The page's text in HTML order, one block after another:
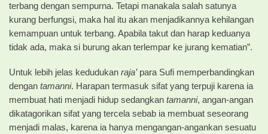
terbang dengan sempurna. Tetapi manakala salah satunya
kurang berfungsi, maka hal itu akan menjadikannya kehilangan
kemampuan untuk terbang. Apabila takut dan harap keduanya
tidak ada, maka si burung akan terlempar ke jurang kematian”.
Untuk lebih jelas kedudukan raja’para Sufi memperbandingkan
dengan tamanni. Harapan termasuk sifat yang terpuji karena ia
membuat hati menjadi hidup sedangkan tamanni, angan-angan
dikatagorikan sifat yang tercela sebab ia membuat seseorang
menjadi malas, karena ia hanya mengangan-angankan sesuatu